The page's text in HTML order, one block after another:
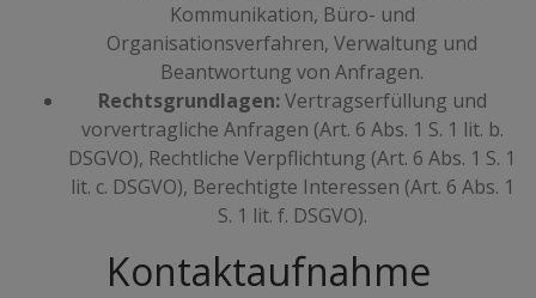
Kommunikation, Büro- und
Organisationsverfahren, Verwaltung und
Beantwortung von Anfragen.
Rechtsgrundlagen:Vertragserfüllung und
vorvertragliche Anfragen (Art. 6 Abs. 1 S. 1 lit. b.
DSGVO), Rechtliche Verpflichtung (Art. 6 Abs. 1 S. 1
lit. c. DSGVO), Berechtigte Interessen (Art. 6 Abs. 1
S. 1 lit. f. DSGVO).
Kontaktaufnahme